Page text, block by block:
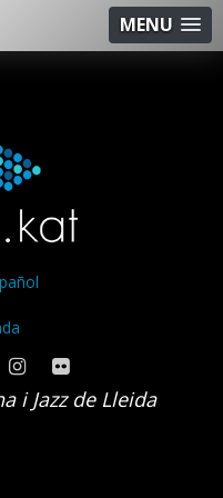
MENU
i Jazz de Lleida